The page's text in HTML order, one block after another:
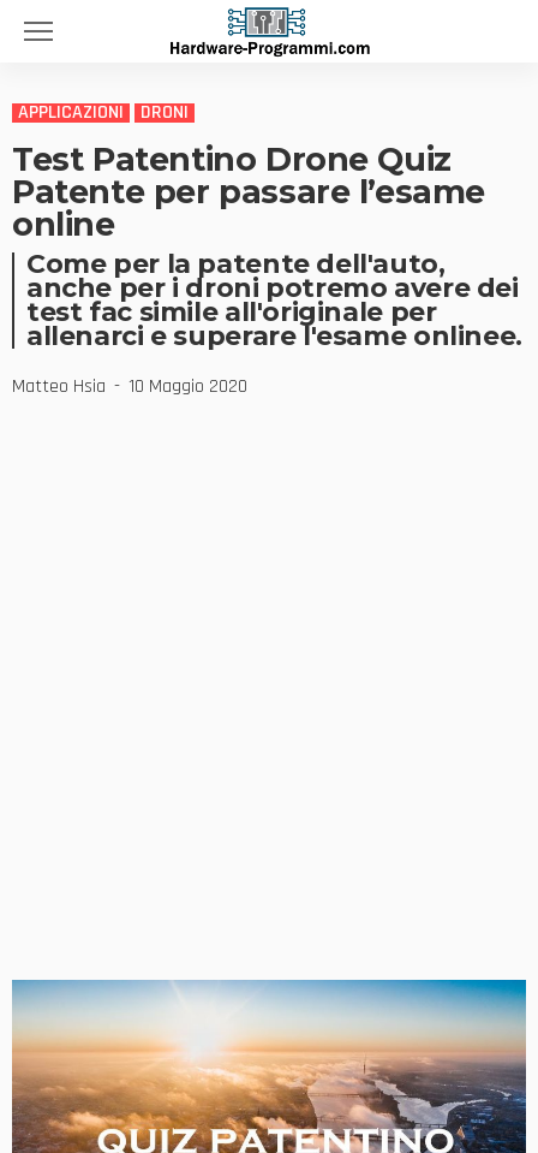
APPLICAZIONI DRONI
Test Patentino Drone Quiz
Patente per passare l’esame
online
Come per la patente dell'auto,
anche per i droni potremo avere dei
test fac simile all'originale per
allenarci e superare l'esame onlinee.
Matteo Hsia 10 Maggio 2020